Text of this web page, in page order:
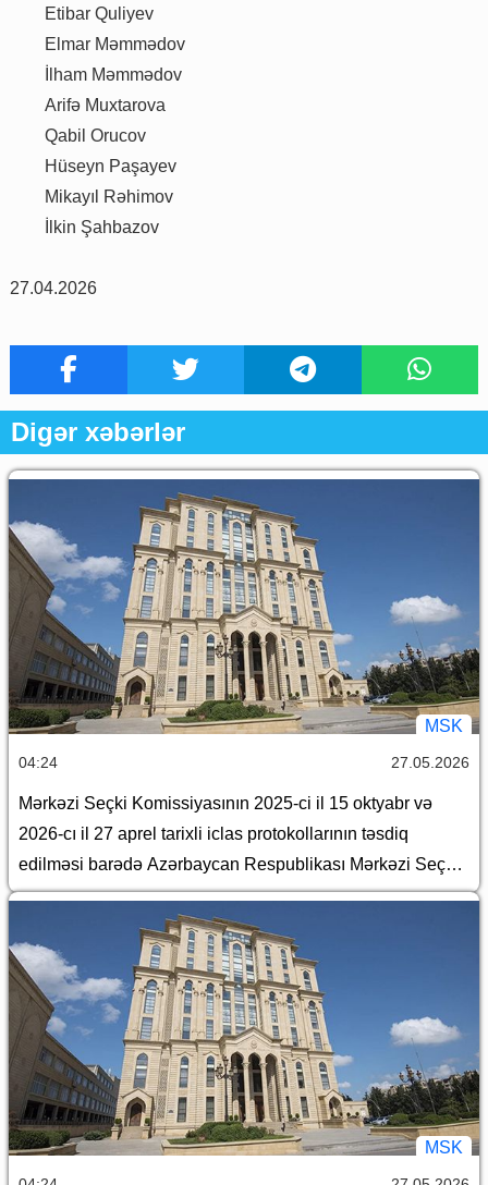
Etibar Quliyev
Elmar Məmmədov
İlham Məmmədov
Arifə Muxtarova
Qabil Orucov
Hüseyn Paşayev
Mikayıl Rəhimov
İlkin Şahbazov
27.04.2026
Digər xəbərlər
MSK
04:24 27.05.2026
Mərkəzi Seçki Komissiyasının 2025-ci il 15 oktyabr və
2026-cı il 27 aprel tarixli iclas protokollarının təsdiq
edilməsi barədə Azərbaycan Respublikası Mərkəzi Seçki
Komissiyasının qərarı
MSK